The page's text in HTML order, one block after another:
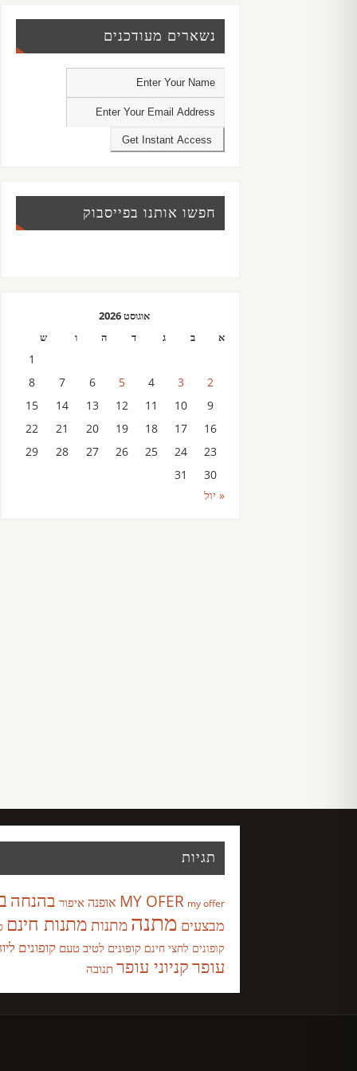
נשארים מעודכנים
חפשו אותנו בפייסבוק
אוגוסט 2026
א
ב ג ד ה ו ש
1
2
3
4
5
6
7
8
9
10
11
12
13
14
15
16
17
18
19
20
21
22
23
24
25
26
27
28
29
30
31
« יול
תגיות
MY OFER my offer אופנה איפור בהנחה
מבצעים מתנה מתנות מתנות חינם
קופונים לחצי חינם קופונים לטיב טעם קופונים
עופרקניוני עופר תנובה